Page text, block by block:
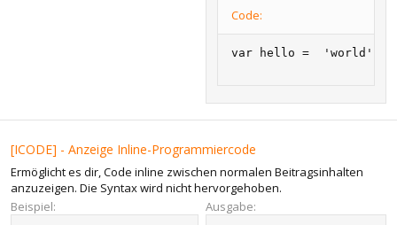
Code:
var hello =  'world';
[ICODE] - Anzeige Inline-Programmiercode
Ermöglicht es dir, Code inline zwischen normalen Beitragsinhalten
anzuzeigen. Die Syntax wird nicht hervorgehoben.
Beispiel:
Ausgabe: